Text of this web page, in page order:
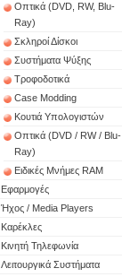
Οπτικά (DVD, RW, Blu-
Ray)
Σκληροί Δίσκοι
Συστήματα Ψύξης
Τροφοδοτικά
Case Modding
Κουτιά Υπολογιστών
Οπτικά (DVD / RW / Blu-
Ray)
Ειδικές Μνήμες RAM
Εφαρμογές
Ήχος / Media Players
Καρέκλες
Κινητή Τηλεφωνία
Λειτουργικά Συστήματα